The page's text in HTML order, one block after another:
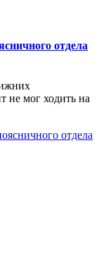
отдела
не мог ходить на
отдела